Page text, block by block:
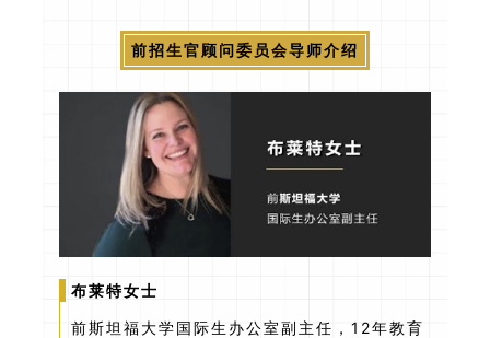
前招生官顾问委员会导师介绍
布莱特女士
前斯坦福大学国际生办公室副主任，12年教育